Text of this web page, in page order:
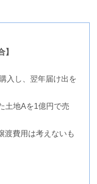
】
入し、翌年届け出を
土地Aを1億円で売
渡費用は考えないも